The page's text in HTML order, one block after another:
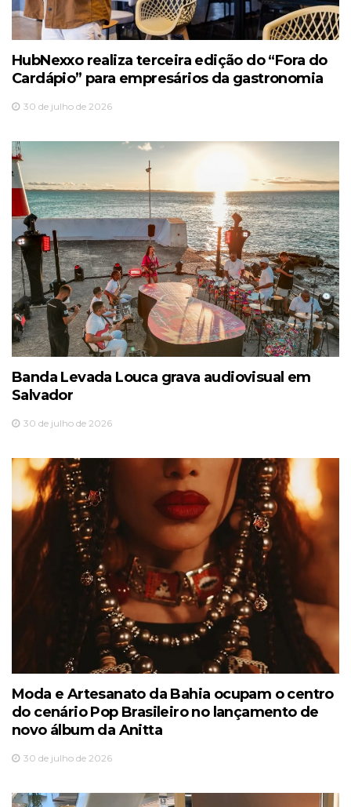
HubNexxo realiza terceira edição do “Fora do
Cardápio” para empresários da gastronomia
30 de julho de 2026
Banda Levada Louca grava audiovisual em
Salvador
30 de julho de 2026
Moda e Artesanato da Bahia ocupam o centro
do cenário Pop Brasileiro no lançamento de
novo álbum da Anitta
30 de julho de 2026